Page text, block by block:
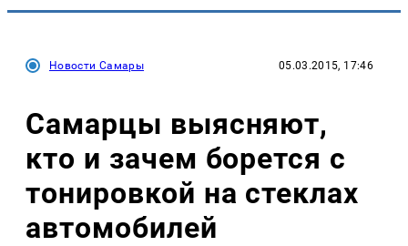
Новости Самары 05.03.2015, 17:46
Самарцы выясняют,
кто и зачем борется с
тонировкой на стеклах
автомобилей